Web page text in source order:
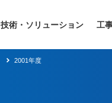
技術・ソリューション 工
2001年度